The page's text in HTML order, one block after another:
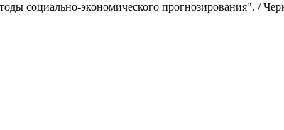
социально-экономического прогнозирования". /